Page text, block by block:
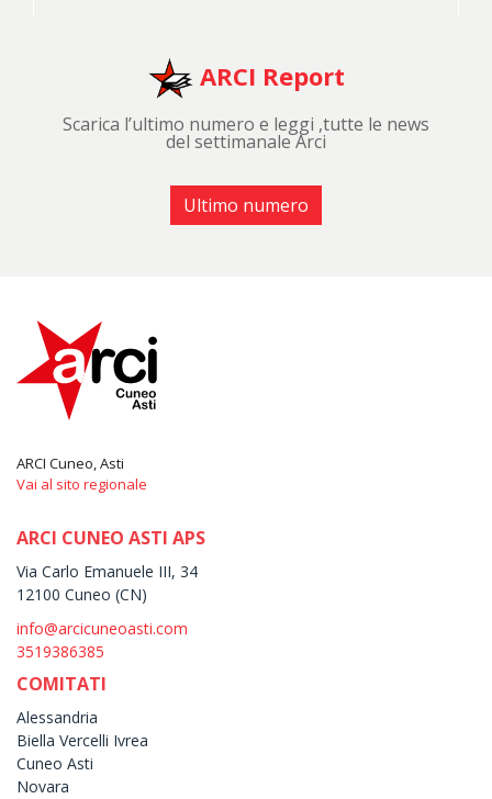
ARCI Report
Scarica l’ultimo numero e leggi ,tutte le news
del settimanale Arci
Ultimo numero
ARCI Cuneo, Asti
Vai al sito regionale
ARCI CUNEO ASTI APS
Via Carlo Emanuele III, 34
12100 Cuneo (CN)
info@arcicuneoasti.com
3519386385
COMITATI
Alessandria
Biella Vercelli Ivrea
Cuneo Asti
Novara